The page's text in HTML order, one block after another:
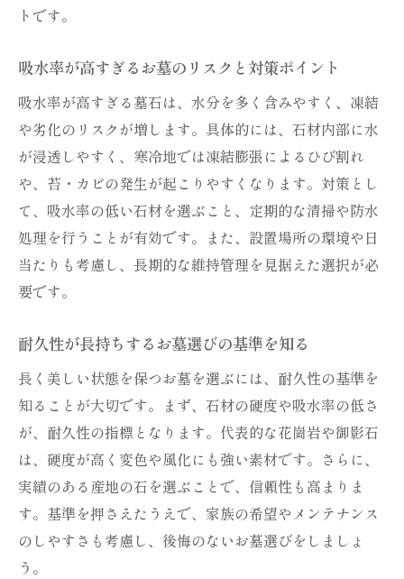
的助言
品質と費用を両立させるお墓選びの極意
お墓選びで品質と費用をバランスよく考え
るコツ
墓石性能を重視した費用対効果の高いお墓
探し
お墓の種類別に見る費用と耐久性の違いを
解説
う
納得できるお墓選びに必要な性能比較の視
点
トです。
吸水率が高すぎるお墓のリスクと対策ポイント
吸水率が高すぎる墓石は、水分を多く含みやすく、凍結
や劣化のリスクが増します。具体的には、石材内部に水
が浸透しやすく、寒冷地では凍結膨張によるひび割れ
や、苔・カビの発生が起こりやすくなります。対策とし
て、吸水率の低い石材を選ぶこと、定期的な清掃や防水
処理を行うことが有効です。また、設置場所の環境や日
当たりも考慮し、長期的な維持管理を見据えた選択が必
要です。
耐久性が長持ちするお墓選びの基準を知る
長く美しい状態を保つお墓を選ぶには、耐久性の基準を
知ることが大切です。まず、石材の硬度や吸水率の低さ
が、耐久性の指標となります。代表的な花崗岩や御影石
は、硬度が高く変色や風化にも強い素材です。さらに、
実績のある産地の石を選ぶことで、信頼性も高まりま
す。基準を押さえたうえで、家族の希望やメンテナンス
のしやすさも考慮し、後悔のないお墓選びをしましょ
う。